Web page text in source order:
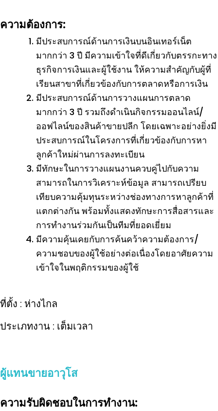
ความต้องการ:
มีประสบการณ์ด้านการเงินบนอินเทอร์เน็ต
มากกว่า 3 ปี มีความเข้าใจที่ดีเกี่ยวกับตรรกะทาง
ธุรกิจการเงินและผู้ใช้งาน ให้ความสำคัญกับผู้ที่
เรียนสาขาที่เกี่ยวข้องกับการตลาดหรือการเงิน
มีประสบการณ์ด้านการวางแผนการตลาด
มากกว่า 3 ปี รวมถึงดำเนินกิจกรรมออนไลน์/
ออฟไลน์ของสินค้าขายปลีก โดยเฉพาะอย่างยิ่งมี
ประสบการณ์ในโครงการที่เกี่ยวข้องกับการหา
ลูกค้าใหม่ผ่านการลงทะเบียน
มีทักษะในการวางแผนงานควบคู่ไปกับความ
สามารถในการวิเคราะห์ข้อมูล สามารถเปรียบ
เทียบความคุ้มทุนระหว่างช่องทางการหาลูกค้าที่
แตกต่างกัน พร้อมทั้งแสดงทักษะการสื่อสารและ
การทำงานร่วมกันเป็นทีมที่ยอดเยี่ยม
มีความคุ้นเคยกับการค้นคว้าความต้องการ/
ความชอบของผู้ใช้อย่างต่อเนื่องโดยอาศัยความ
เข้าใจในพฤติกรรมของผู้ใช้
ที่ตั้ง : ห่างไกล
ประเภทงาน : เต็มเวลา
ผู้แทนขายอาวุโส
ความรับผิดชอบในการทำงาน: